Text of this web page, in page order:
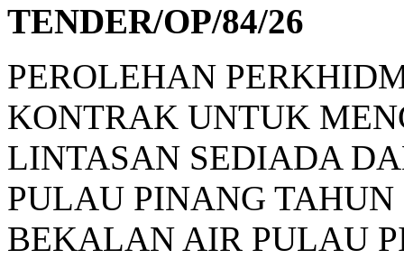
TENDER/OP/84/26
PEROLEHAN
KONTRAK UNTUK
LINTASAN SEDIADA
PULAU PINANG
BEKALAN AIR PULAU